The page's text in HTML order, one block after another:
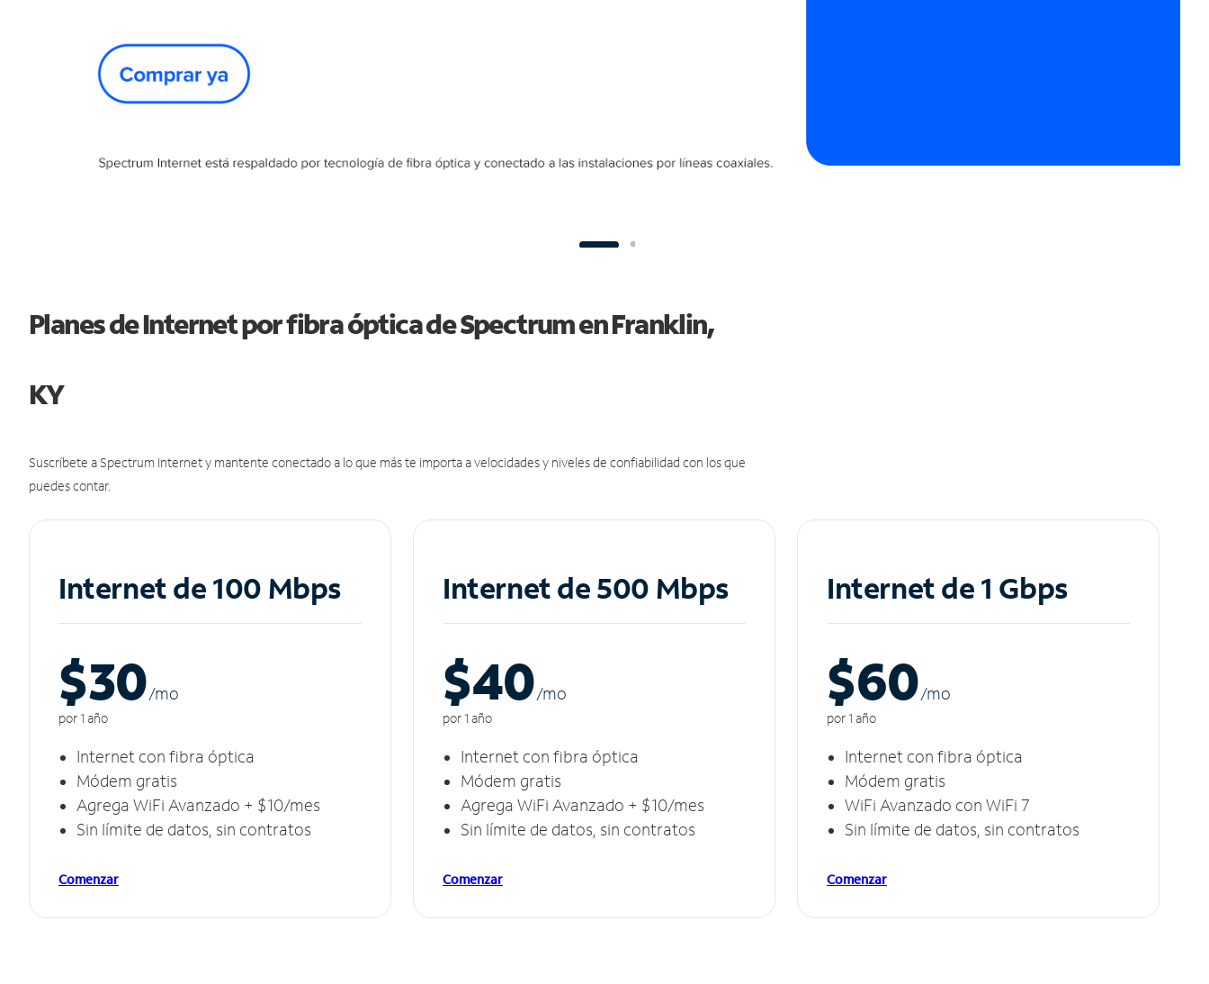
Planes de Internet por fibra óptica de Spectrum en Franklin,
KY
Suscríbete a Spectrum Internet y mantente conectado a lo que más te importa a velocidades y niveles de confiabilidad con los que
puedes contar.
Internet de 100 Mbps
$30/mo
por 1 año
Internet con fibra óptica
Módem gratis
Agrega WiFi Avanzado + $10/mes
Sin límite de datos, sin contratos
Comenzar
Internet de 500 Mbps
$40/mo
por 1 año
Internet con fibra óptica
Módem gratis
Agrega WiFi Avanzado + $10/mes
Sin límite de datos, sin contratos
Comenzar
Internet de 1 Gbps
$60/mo
por 1 año
Internet con fibra óptica
Módem gratis
WiFi Avanzado con WiFi 7
Sin límite de datos, sin contratos
Comenzar